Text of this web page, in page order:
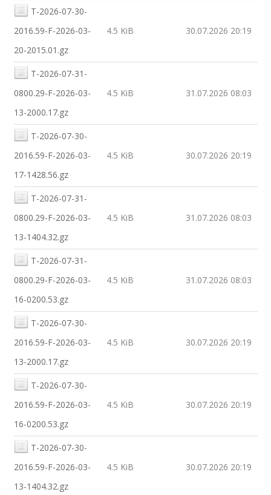
T-2026-07-30-
2016.59-F-2026-03-
20-2015.01.gz
4.5 KiB 30.07.2026 20:19
T-2026-07-31-
0800.29-F-2026-03-
13-2000.17.gz
4.5 KiB 31.07.2026 08:03
T-2026-07-30-
2016.59-F-2026-03-
17-1428.56.gz
4.5 KiB 30.07.2026 20:19
T-2026-07-31-
0800.29-F-2026-03-
13-1404.32.gz
4.5 KiB 31.07.2026 08:03
T-2026-07-31-
0800.29-F-2026-03-
16-0200.53.gz
4.5 KiB 31.07.2026 08:03
T-2026-07-30-
2016.59-F-2026-03-
13-2000.17.gz
4.5 KiB 30.07.2026 20:19
T-2026-07-30-
2016.59-F-2026-03-
16-0200.53.gz
4.5 KiB 30.07.2026 20:19
T-2026-07-30-
2016.59-F-2026-03-
13-1404.32.gz
4.5 KiB 30.07.2026 20:19